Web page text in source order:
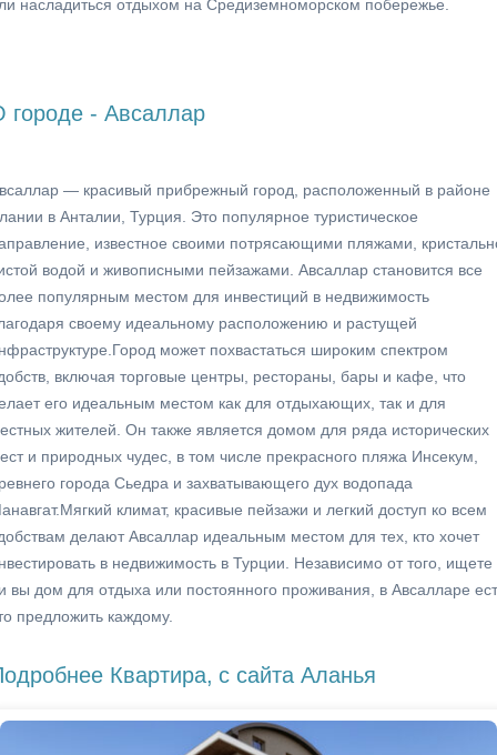
насладиться отдыхом на Средиземноморском побережье.
городе - Авсаллар
— красивый прибрежный город, расположенный в районе
в Анталии, Турция. Это популярное туристическое
известное своими потрясающими пляжами,
водой и живописными пейзажами. Авсаллар становится все
популярным местом для инвестиций в недвижимость
своему идеальному расположению и растущей
может похвастаться широким спектром
включая торговые центры, рестораны, бары и кафе, что
его идеальным местом как для отдыхающих, так и для
жителей. Он также является домом для ряда исторических
и природных чудес, в том числе прекрасного пляжа Инсекум,
города Сьедра и захватывающего дух водопада
климат, красивые пейзажи и легкий доступ ко всем
делают Авсаллар идеальным местом для тех, кто хочет
в недвижимость в Турции. Независимо от того, ищете
вы дом для отдыха или постоянного проживания, в Авсалларе
предложить каждому.
Квартира, с сайта Аланья